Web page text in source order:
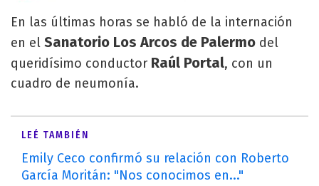
En las últimas horas se habló de la internación
en el Sanatorio Los Arcos de Palermo del
queridísimo conductor Raúl Portal, con un
cuadro de neumonía.
LEÉ TAMBIÉN
Emily Ceco confirmó su relación con Roberto
García Moritán: "Nos conocimos en..."